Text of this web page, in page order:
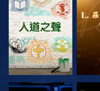
探索系列節目 探